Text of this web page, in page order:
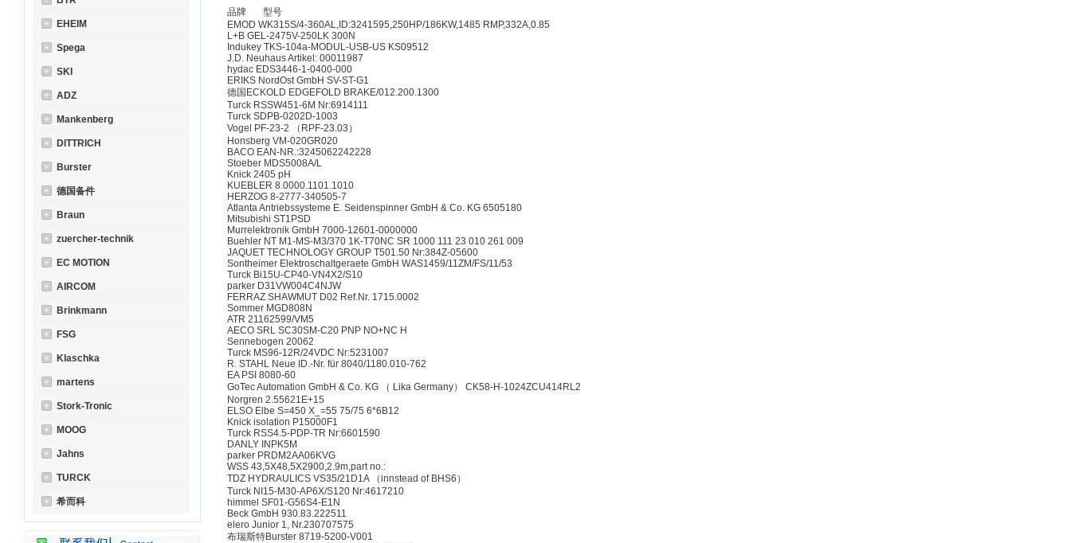
EHEIM
Spega
SKI
ADZ
Mankenberg
DITTRICH
Burster
德国备件
Braun
zuercher-technik
EC MOTION
AIRCOM
Brinkmann
FSG
Klaschka
martens
Stork-Tronic
MOOG
Jahns
TURCK
希而科
品牌 型号
EMOD WK315S/4-360AL,ID:3241595,250HP/186KW,1485 RMP,332A,0.85
L+B GEL-2475V-250LK 300N
Indukey TKS-104a-MODUL-USB-US KS09512
J.D. Neuhaus Artikel: 00011987
hydac EDS3446-1-0400-000
ERIKS NordOst GmbH SV-ST-G1
德国ECKOLD EDGEFOLD BRAKE/012.200.1300
Turck RSSW451-6M Nr:6914111
Turck SDPB-0202D-1003
Vogel PF-23-2 （RPF-23.03）
Honsberg VM-020GR020
BACO EAN-NR.:3245062242228
Stoeber MDS5008A/L
Knick 2405 pH
KUEBLER 8.0000.1101.1010
HERZOG 8-2777-340505-7
Atlanta Antriebssysteme E. Seidenspinner GmbH & Co. KG 6505180
Mitsubishi ST1PSD
Murrelektronik GmbH 7000-12601-0000000
Buehler NT M1-MS-M3/370 1K-T70NC SR 1000 111 23 010 261 009
JAQUET TECHNOLOGY GROUP T501.50 Nr:384Z-05600
Sontheimer Elektroschaltgeraete GmbH WAS1459/11ZM/FS/11/53
Turck Bi15U-CP40-VN4X2/S10
parker D31VW004C4NJW
FERRAZ SHAWMUT D02 Ref.Nr. 1715.0002
Sommer MGD808N
ATR 21162599/VM5
AECO SRL SC30SM-C20 PNP NO+NC H
Sennebogen 20062
Turck MS96-12R/24VDC Nr:5231007
R. STAHL Neue ID.-Nr. für 8040/1180.010-762
EA PSI 8080-60
GoTec Automation GmbH & Co. KG （ Lika Germany） CK58-H-1024ZCU414RL2
Norgren 2.55621E+15
ELSO Elbe S=450 X_=55 75/75 6*6B12
Knick isolation P15000F1
Turck RSS4.5-PDP-TR Nr:6601590
DANLY INPK5M
parker PRDM2AA06KVG
WSS 43,5X48,5X2900,2.9m,part no.:
TDZ HYDRAULICS VS35/21D1A （innstead of BHS6）
Turck NI15-M30-AP6X/S120 Nr:4617210
himmel SF01-G56S4-E1N
Beck GmbH 930.83.222511
elero Junior 1, Nr.230707575
布瑞斯特Burster 8719-5200-V001